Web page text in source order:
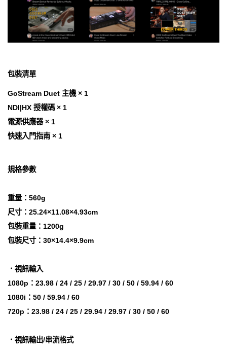
包裝清單
GoStream Duet 主機 × 1
NDI|HX 授權碼 × 1
電源供應器 × 1
快速入門指南 × 1
規格參數
重量：560g
尺寸：25.24×11.08×4.93cm
包裝重量：1200g
包裝尺寸：30×14.4×9.9cm
．視訊輸入
1080p：23.98 / 24 / 25 / 29.97 / 30 / 50 / 59.94 / 60
1080i：50 / 59.94 / 60
720p：23.98 / 24 / 25 / 29.94 / 29.97 / 30 / 50 / 60
．視訊輸出/串流格式